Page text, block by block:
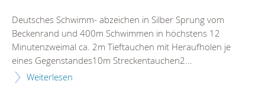
Deutsches Schwimm- abzeichen in Silber Sprung vom
Beckenrand und 400m Schwimmen in höchstens 12
Minutenzweimal ca. 2m Tieftauchen mit Heraufholen je
eines Gegenstandes10m Streckentauchen2...
Weiterlesen